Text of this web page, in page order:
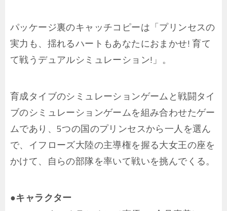
パッケージ裏のキャッチコピーは「プリンセスの
実力も、揺れるハートもあなたにおまかせ! 育て
て戦うデュアルシミュレーション!」。
育成タイブのシミュレーションゲームと戦闘タイ
ブのシミュレーションゲームを組み合わせたゲー
ムであり、5つの国のプリンセスから一人を選ん
で、イフローズ大陸の主導権を握る大女王の座を
かけて、自らの部隊を率いて戦いを挑んでくる。
●キャラクター